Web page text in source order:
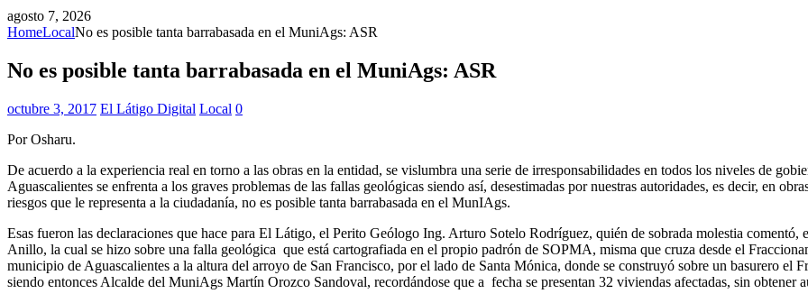
agosto 7, 2026
HomeLocalNo es posible tanta barrabasada en el MuniAgs: ASR
No es posible tanta barrabasada en el MuniAgs: ASR
octubre 3, 2017 El Látigo Digital Local 0
Por Osharu.
De acuerdo a la experiencia real en torno a las obras en la entidad, se vislumbra una serie de irresponsabilidades en todos los niveles de
Aguascalientes se enfrenta a los graves problemas de las fallas geológicas siendo así, desestimadas por nuestras autoridades, es decir, en
riesgos que le representa a la ciudadanía, no es posible tanta barrabasada en el MunIAgs.
Esas fueron las declaraciones que hace para El Látigo, el Perito Geólogo Ing. Arturo Sotelo Rodríguez, quién de sobrada molestia
Anillo, la cual se hizo sobre una falla geológica que está cartografiada en el propio padrón de SOPMA, misma que cruza desde el
municipio de Aguascalientes a la altura del arroyo de San Francisco, por el lado de Santa Mónica, donde se construyó sobre un basurero el
siendo entonces Alcalde del MuniAgs Martín Orozco Sandoval, recordándose que a fecha se presentan 32 viviendas afectadas, sin obtener